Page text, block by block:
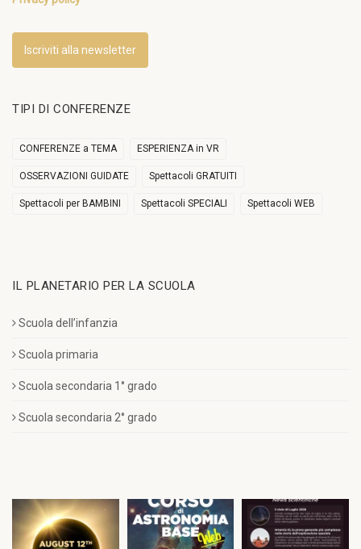
Iscriviti alla newsletter
TIPI DI CONFERENZE
CONFERENZE a TEMA ESPERIENZA in VR
OSSERVAZIONI GUIDATE Spettacoli GRATUITI
Spettacoli per BAMBINI Spettacoli SPECIALI Spettacoli WEB
IL PLANETARIO PER LA SCUOLA
Scuola dell’infanzia
Scuola primaria
Scuola secondaria 1° grado
Scuola secondaria 2° grado